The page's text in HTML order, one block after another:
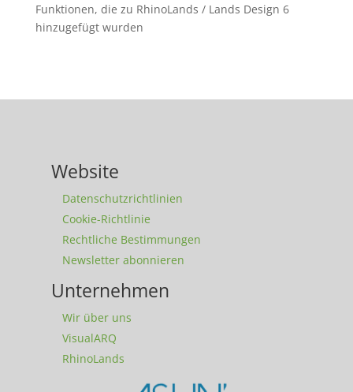
Funktionen, die zu RhinoLands / Lands Design 6
hinzugefügt wurden
Website
Datenschutzrichtlinien
Cookie-Richtlinie
Rechtliche Bestimmungen
Newsletter abonnieren
Unternehmen
Wir über uns
VisualARQ
RhinoLands